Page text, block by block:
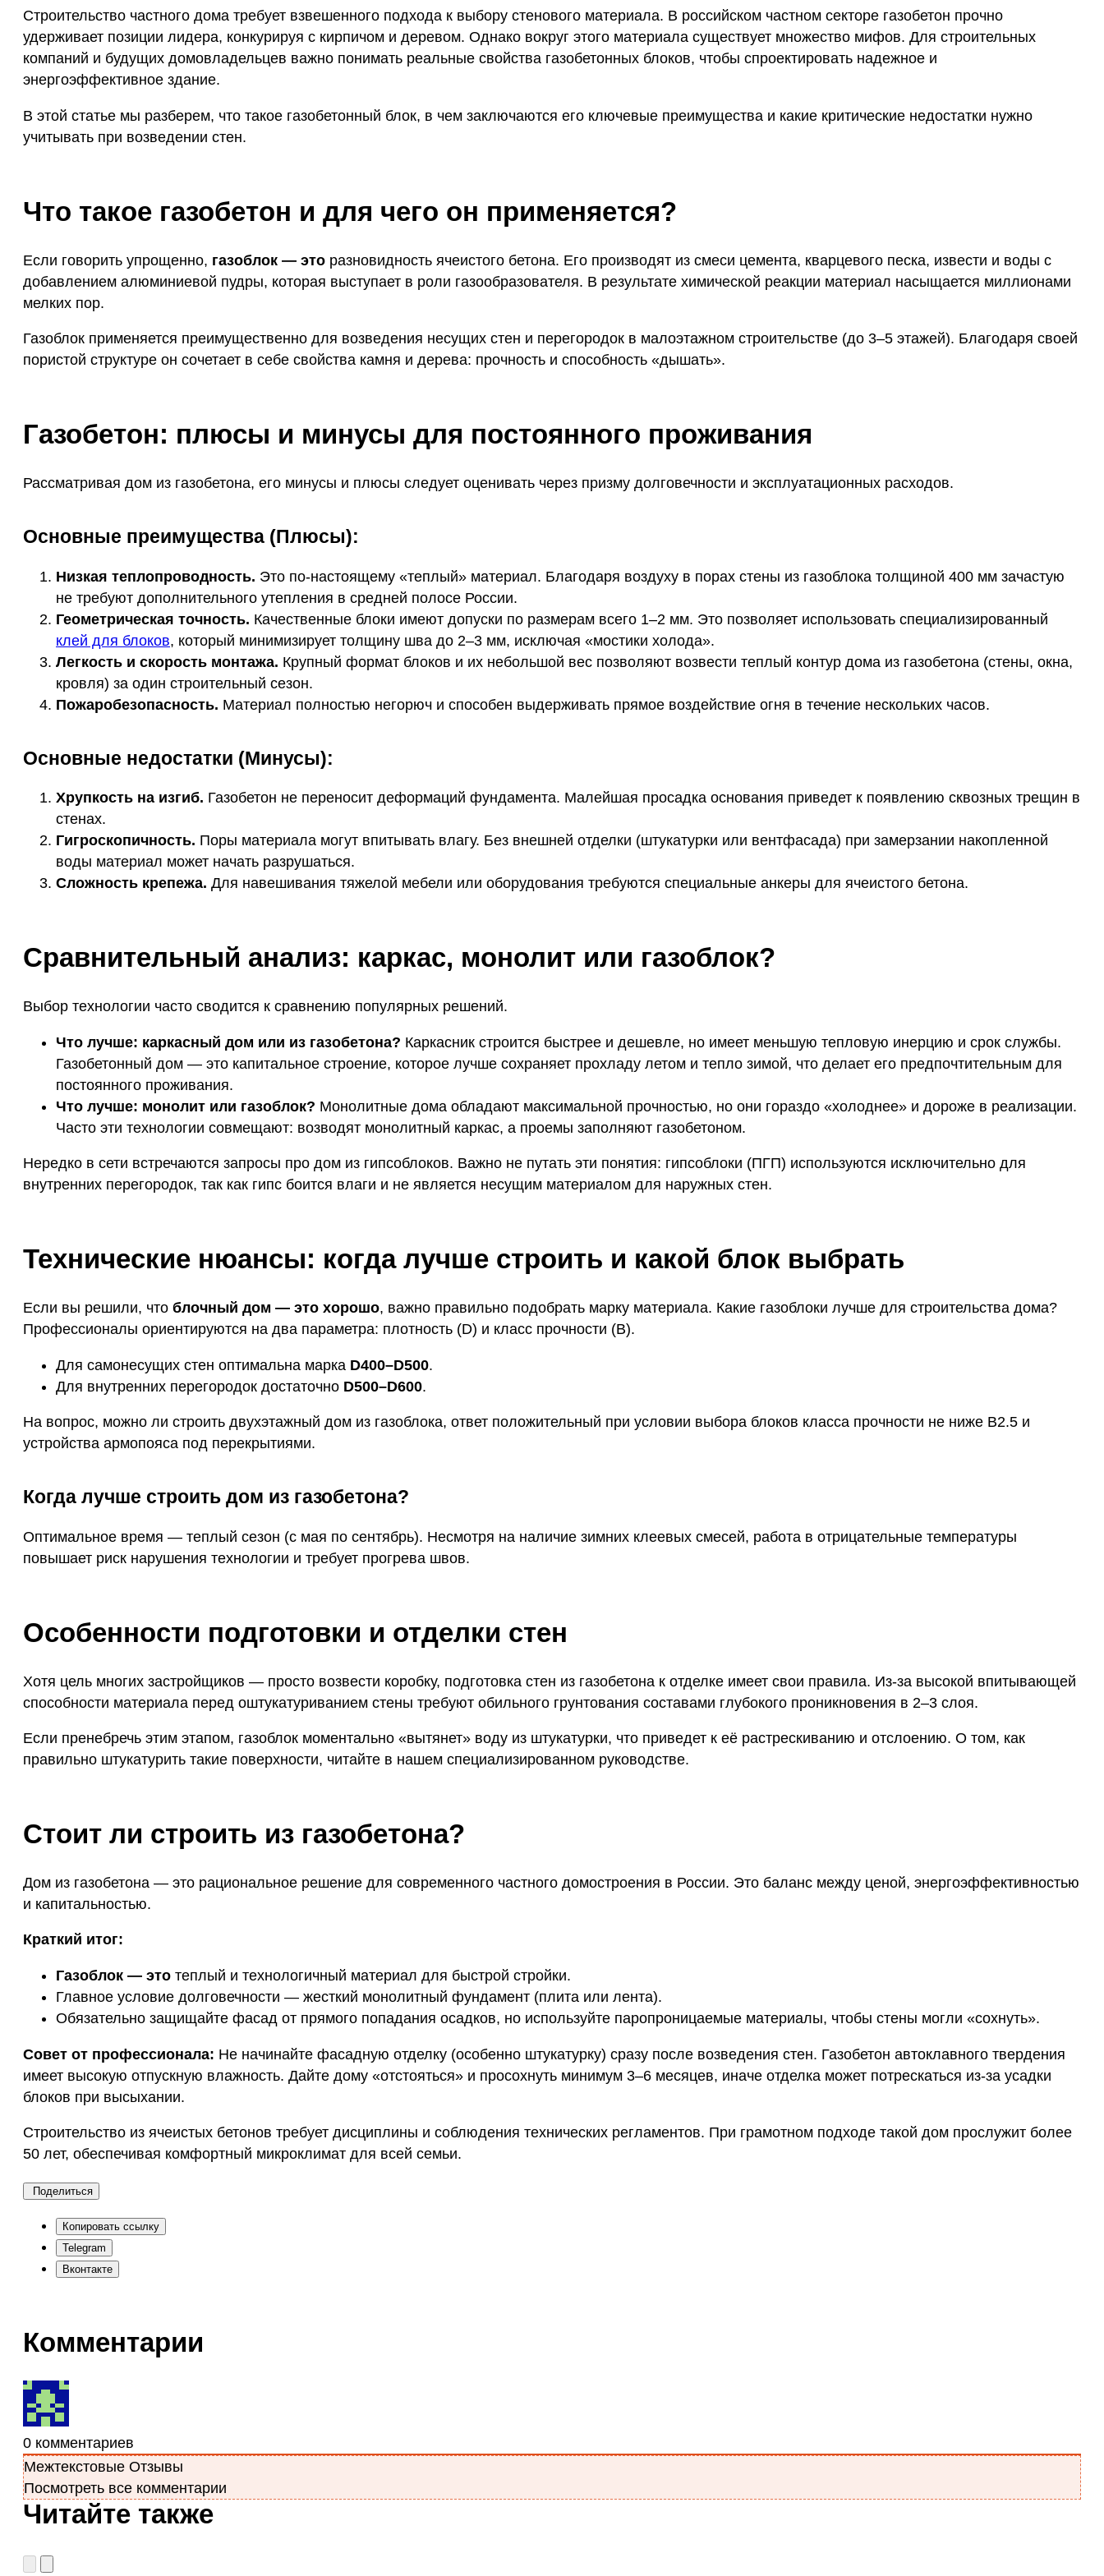
Строительство частного дома требует взвешенного подхода к выбору стенового материала. В российском частном секторе газобетон прочно
удерживает позиции лидера, конкурируя с кирпичом и деревом. Однако вокруг этого материала существует множество мифов. Для строительных
компаний и будущих домовладельцев важно понимать реальные свойства газобетонных блоков, чтобы спроектировать надежное и
энергоэффективное здание.
В этой статье мы разберем, что такое газобетонный блок, в чем заключаются его ключевые преимущества и какие критические недостатки нужно
учитывать при возведении стен.
Что такое газобетон и для чего он применяется?
Если говорить упрощенно, газоблок — это разновидность ячеистого бетона. Его производят из смеси цемента, кварцевого песка, извести и воды с
добавлением алюминиевой пудры, которая выступает в роли газообразователя. В результате химической реакции материал насыщается миллионами
мелких пор.
Газоблок применяется преимущественно для возведения несущих стен и перегородок в малоэтажном строительстве (до 3–5 этажей). Благодаря своей
пористой структуре он сочетает в себе свойства камня и дерева: прочность и способность «дышать».
Газобетон: плюсы и минусы для постоянного проживания
Рассматривая дом из газобетона, его минусы и плюсы следует оценивать через призму долговечности и эксплуатационных расходов.
Основные преимущества (Плюсы):
Низкая теплопроводность. Это по-настоящему «теплый» материал. Благодаря воздуху в порах стены из газоблока толщиной 400 мм зачастую
не требуют дополнительного утепления в средней полосе России.
Геометрическая точность. Качественные блоки имеют допуски по размерам всего 1–2 мм. Это позволяет использовать специализированный
клей для блоков, который минимизирует толщину шва до 2–3 мм, исключая «мостики холода».
Легкость и скорость монтажа. Крупный формат блоков и их небольшой вес позволяют возвести теплый контур дома из газобетона (стены, окна,
кровля) за один строительный сезон.
Пожаробезопасность. Материал полностью негорюч и способен выдерживать прямое воздействие огня в течение нескольких часов.
Основные недостатки (Минусы):
Хрупкость на изгиб. Газобетон не переносит деформаций фундамента. Малейшая просадка основания приведет к появлению сквозных трещин в
стенах.
Гигроскопичность. Поры материала могут впитывать влагу. Без внешней отделки (штукатурки или вентфасада) при замерзании накопленной
воды материал может начать разрушаться.
Сложность крепежа. Для навешивания тяжелой мебели или оборудования требуются специальные анкеры для ячеистого бетона.
Сравнительный анализ: каркас, монолит или газоблок?
Выбор технологии часто сводится к сравнению популярных решений.
Что лучше: каркасный дом или из газобетона? Каркасник строится быстрее и дешевле, но имеет меньшую тепловую инерцию и срок службы.
Газобетонный дом — это капитальное строение, которое лучше сохраняет прохладу летом и тепло зимой, что делает его предпочтительным для
постоянного проживания.
Что лучше: монолит или газоблок? Монолитные дома обладают максимальной прочностью, но они гораздо «холоднее» и дороже в реализации.
Часто эти технологии совмещают: возводят монолитный каркас, а проемы заполняют газобетоном.
Нередко в сети встречаются запросы про дом из гипсоблоков. Важно не путать эти понятия: гипсоблоки (ПГП) используются исключительно для
внутренних перегородок, так как гипс боится влаги и не является несущим материалом для наружных стен.
Технические нюансы: когда лучше строить и какой блок выбрать
Если вы решили, что блочный дом — это хорошо, важно правильно подобрать марку материала. Какие газоблоки лучше для строительства дома?
Профессионалы ориентируются на два параметра: плотность (D) и класс прочности (B).
Для самонесущих стен оптимальна марка D400–D500.
Для внутренних перегородок достаточно D500–D600.
На вопрос, можно ли строить двухэтажный дом из газоблока, ответ положительный при условии выбора блоков класса прочности не ниже B2.5 и
устройства армопояса под перекрытиями.
Когда лучше строить дом из газобетона?
Оптимальное время — теплый сезон (с мая по сентябрь). Несмотря на наличие зимних клеевых смесей, работа в отрицательные температуры
повышает риск нарушения технологии и требует прогрева швов.
Особенности подготовки и отделки стен
Хотя цель многих застройщиков — просто возвести коробку, подготовка стен из газобетона к отделке имеет свои правила. Из-за высокой впитывающей
способности материала перед оштукатуриванием стены требуют обильного грунтования составами глубокого проникновения в 2–3 слоя.
Если пренебречь этим этапом, газоблок моментально «вытянет» воду из штукатурки, что приведет к её растрескиванию и отслоению. О том, как
правильно штукатурить такие поверхности, читайте в нашем специализированном руководстве.
Стоит ли строить из газобетона?
Дом из газобетона — это рациональное решение для современного частного домостроения в России. Это баланс между ценой, энергоэффективностью
и капитальностью.
Краткий итог:
Газоблок — это теплый и технологичный материал для быстрой стройки.
Главное условие долговечности — жесткий монолитный фундамент (плита или лента).
Обязательно защищайте фасад от прямого попадания осадков, но используйте паропроницаемые материалы, чтобы стены могли «сохнуть».
Совет от профессионала: Не начинайте фасадную отделку (особенно штукатурку) сразу после возведения стен. Газобетон автоклавного твердения
имеет высокую отпускную влажность. Дайте дому «отстояться» и просохнуть минимум 3–6 месяцев, иначе отделка может потрескаться из-за усадки
блоков при высыхании.
Строительство из ячеистых бетонов требует дисциплины и соблюдения технических регламентов. При грамотном подходе такой дом прослужит более
50 лет, обеспечивая комфортный микроклимат для всей семьи.
Поделиться
Копировать ссылку
Telegram
Вконтакте
Комментарии
0 комментариев
Межтекстовые Отзывы
Посмотреть все комментарии
Читайте также